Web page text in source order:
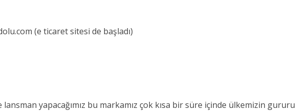
(e ticaret sitesi de başladı)
lansman yapacağımız bu markamız çok kısa bir süre içinde ülkemizin gururu